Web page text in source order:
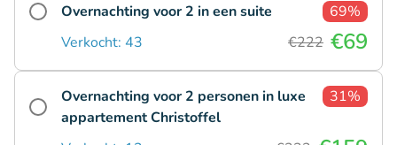
Overnachting voor 2 in een suite
69%
Verkocht: 43
€222 €69
Overnachting voor 2 personen in luxe
appartement Christoffel
31%